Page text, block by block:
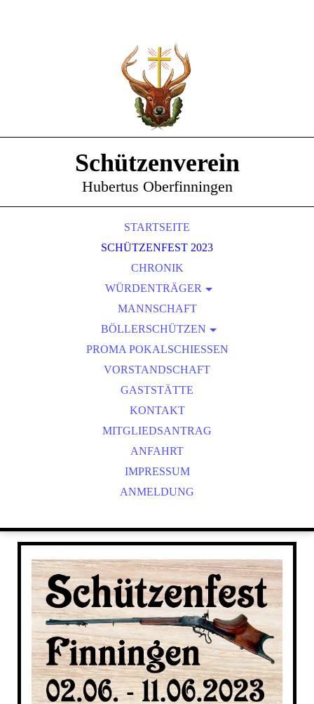
Schützenverein
Hubertus Oberfinningen
STARTSEITE
SCHÜTZENFEST 2023
CHRONIK
WÜRDENTRÄGER
SCHÜTZENKÖNIGE
VEREINSMEISTER
MANNSCHAFT
BÖLLERSCHÜTZEN
OKTOBERFEST & BÖLLERSCHIESSEN
BILDER HUBERTUSMESSE
VIDEO NEUJAHRSBÖLLERN
BILDER BÖLLER
PROMA POKALSCHIESSEN
VORSTANDSCHAFT
GASTSTÄTTE
KONTAKT
MITGLIEDSANTRAG
ANFAHRT
IMPRESSUM
ANMELDUNG